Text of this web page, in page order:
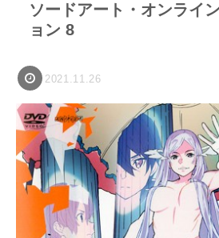
ソードアート・オンライ
ョン 8
2021.11.26